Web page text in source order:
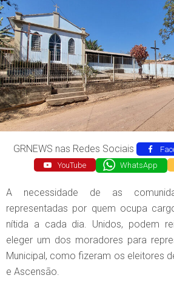
GRNEWS nas Redes Sociais
YouTube
WhatsApp
A necessidade de as
representadas por quem ocupa
nítida a cada dia. Unidos, podem
eleger um dos moradores para
Municipal, como fizeram os eleitores
e Ascensão.